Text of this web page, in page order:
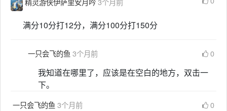
满分10分打12分，满分100分打150分
一只会飞的鱼 3个月前 0
我知道在哪里了，应该是在空白的地方，双击一
下。
一只会飞的鱼 3个月前 0